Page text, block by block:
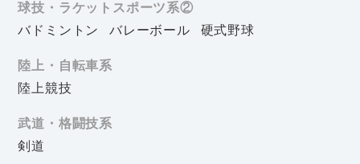
球技・ラケットスポーツ系②
バドミントン
バレーボール
硬式野球
陸上・自転車系
陸上競技
武道・格闘技系
剣道